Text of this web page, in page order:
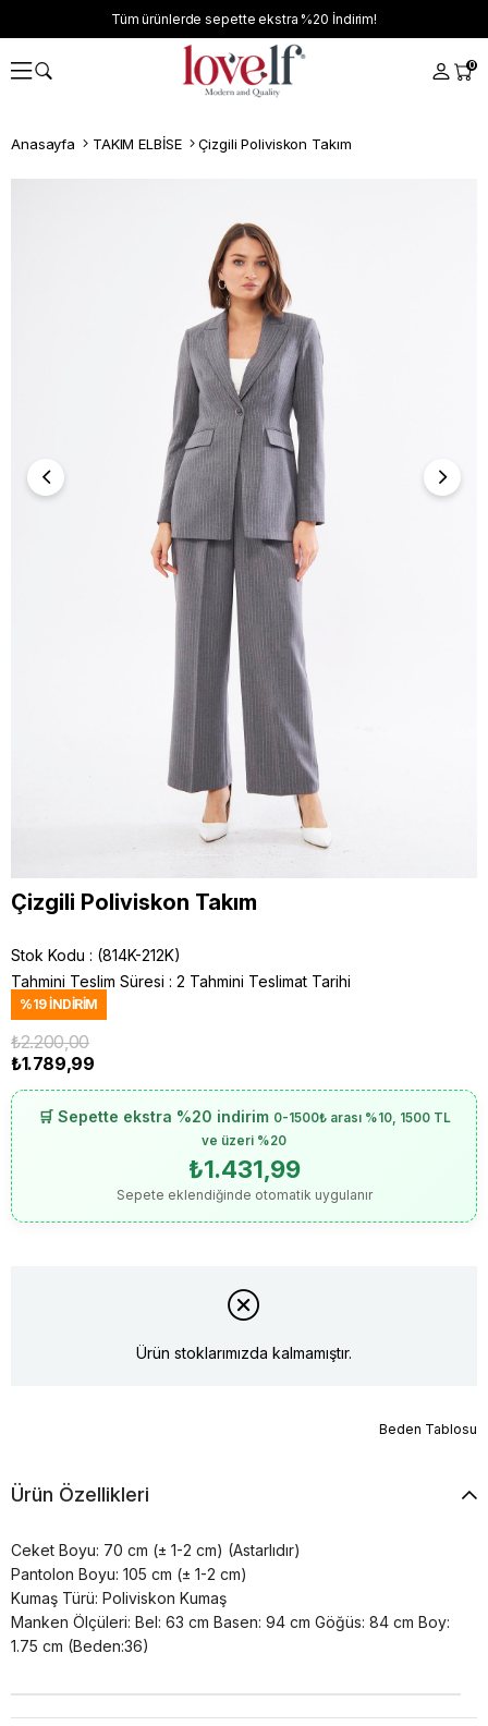
Tüm ürünlerde sepette ekstra %20 İndirim!
0
Anasayfa TAKIM ELBİSE Çizgili Poliviskon Takım
Çizgili Poliviskon Takım
Stok Kodu
(814K-212K)
Tahmini Teslim Süresi : 2 Tahmini Teslimat Tarihi
%19İNDIRIM
₺2.200,00
₺1.789,99
🛒 Sepette ekstra %20 indirim 0-1500₺ arası %10, 1500 TL
ve üzeri %20
₺1.431,99
Sepete eklendiğinde otomatik uygulanır
Ürün stoklarımızda kalmamıştır.
Beden Tablosu
Ürün Özellikleri
Ceket Boyu: 70 cm (± 1-2 cm) (Astarlıdır)
Pantolon Boyu: 105 cm (± 1-2 cm)
Kumaş Türü: Poliviskon Kumaş
Manken Ölçüleri: Bel: 63 cm Basen: 94 cm Göğüs: 84 cm Boy:
1.75 cm (Beden:36)